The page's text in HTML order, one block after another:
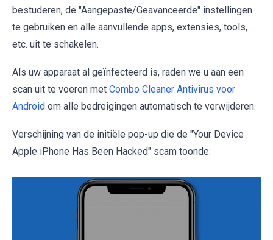
bestuderen, de "Aangepaste/Geavanceerde" instellingen
te gebruiken en alle aanvullende apps, extensies, tools,
etc. uit te schakelen.
Als uw apparaat al geïnfecteerd is, raden we u aan een
scan uit te voeren met Combo Cleaner Antivirus voor
Android om alle bedreigingen automatisch te verwijderen.
Verschijning van de initiële pop-up die de "Your Device
Apple iPhone Has Been Hacked" scam toonde: